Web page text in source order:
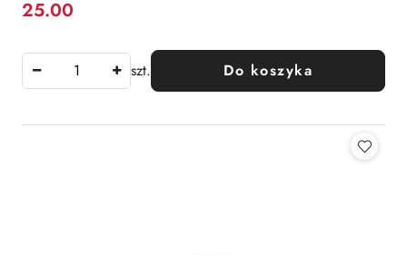
Cena:
25.00
szt. Do koszyka